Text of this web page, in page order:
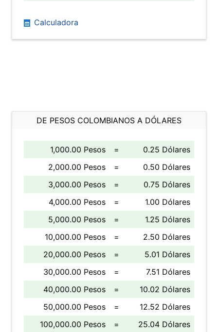
Calculadora
DE PESOS COLOMBIANOS A DÓLARES
1,000.00 Pesos =
0.25 Dólares
2,000.00 Pesos
=
0.50 Dólares
3,000.00 Pesos
=
0.75 Dólares
4,000.00 Pesos
=
1.00 Dólares
5,000.00 Pesos
=
1.25 Dólares
10,000.00 Pesos
=
2.50 Dólares
20,000.00 Pesos
=
5.01 Dólares
30,000.00 Pesos
=
7.51 Dólares
40,000.00 Pesos
=
10.02 Dólares
50,000.00 Pesos
=
12.52 Dólares
100,000.00 Pesos
= 25.04 Dólares